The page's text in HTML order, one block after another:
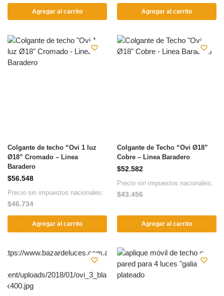
Agregar al carrito Agregar al carrito
Colgante de techo “Ovi 1 luz
Ø18” Cromado – Linea
Baradero
$56.548
Precio sin impuestos nacionales:
$46.734
Agregar al carrito
Colgante de Techo “Ovi Ø18”
Cobre – Linea Baradero
$52.582
Precio sin impuestos nacionales:
$43.456
Agregar al carrito